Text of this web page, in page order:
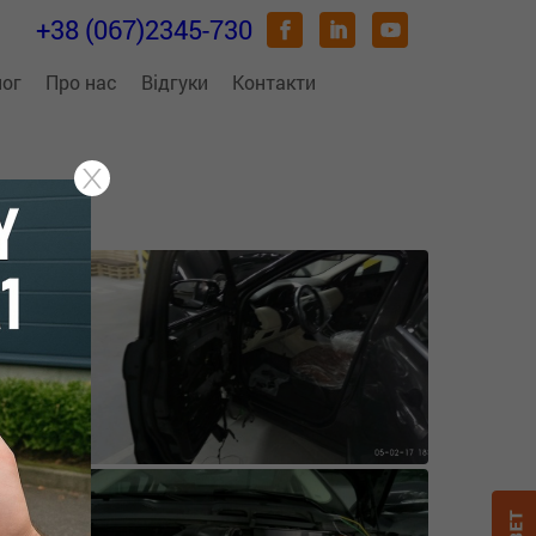
+38 (067)2345-730
Про нас Відгуки Контакти